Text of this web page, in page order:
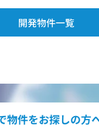
開発物件一覧
物件をお探しの方